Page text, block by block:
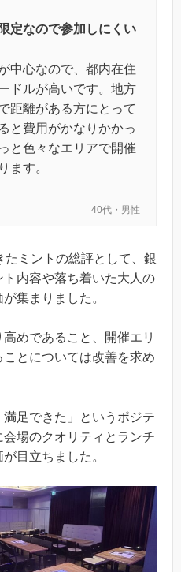
定なので参加しにくい
中心なので、都内在住
ドルが高いです。地方
距離がある方にとって
と費用がかなりかかっ
と色々なエリアで開催
ます。
40代・男性
ミントの総評として、銀
内容や落ち着いた大人の
集まりました。
めであること、開催エリ
とについては改善を求め
足できた」というポジテ
場のクオリティとランチ
目立ちました。